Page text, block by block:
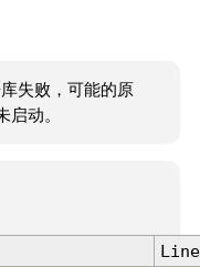
失败，可能的原
启动。
Line